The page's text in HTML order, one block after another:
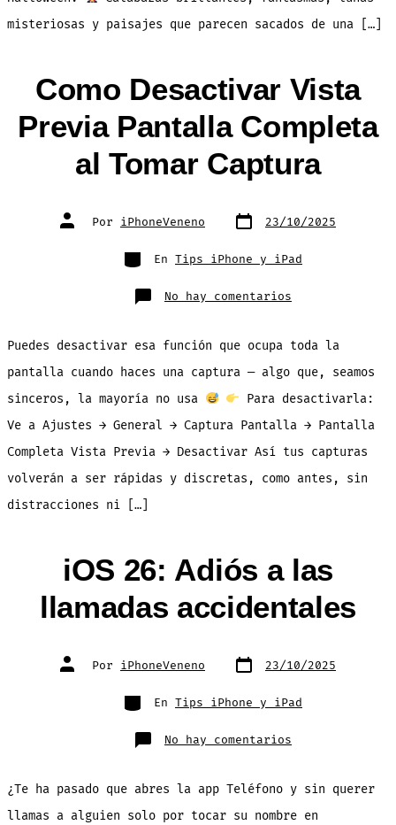
misteriosas y paisajes que parecen sacados de una […]
Como Desactivar Vista
Previa Pantalla Completa
al Tomar Captura
Autor
de Por iPhoneVeneno Fecha
de 23/10/2025
Categorías
En Tips iPhone y iPad
No hay comentarios
Como
Previa
Pantalla
al
Tomar
Captura
Puedes desactivar esa función que ocupa toda la
pantalla cuando haces una captura — algo que, seamos
sinceros, la mayoría no usa
Para desactivarla:
Ve a Ajustes → General → Captura Pantalla → Pantalla
Completa Vista Previa → Desactivar Así tus capturas
volverán a ser rápidas y discretas, como antes, sin
distracciones ni […]
iOS 26: Adiós a las
llamadas accidentales
Autor
de Por iPhoneVeneno Fecha
de 23/10/2025
Categorías
En Tips iPhone y iPad
No hay comentarios
iOS
las
accidentales
¿Te ha pasado que abres la app Teléfono y sin querer
llamas a alguien solo por tocar su nombre en